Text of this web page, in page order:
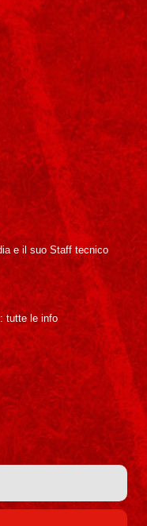
e il suo Staff tecnico
tutte le info